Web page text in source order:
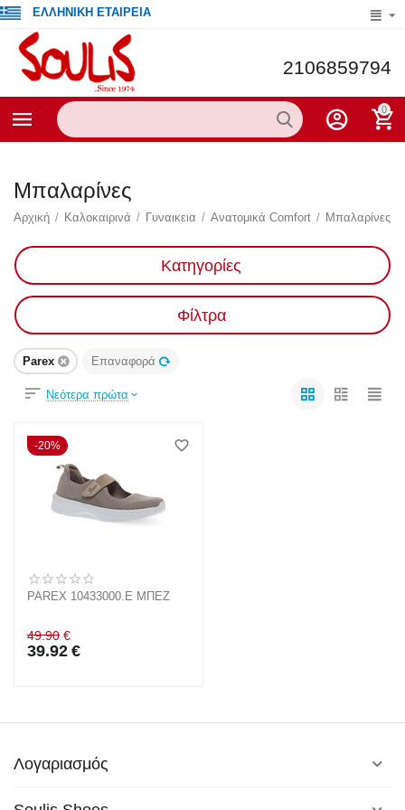
ΕΛΛΗΝΙΚΗ ΕΤΑΙΡΕΙΑ
2106859794
0
Μπαλαρίνες
Αρχική / Καλοκαιρινά / Γυναικεια / Ανατομικά Comfort / Μπαλαρίνες
Κατηγορίες
Φίλτρα
Parex Επαναφορά
Νεότερα πρώτα
20%
PAREX 10433000.E ΜΠΕΖ
49.90 €
39.92 €
Λογαριασμός